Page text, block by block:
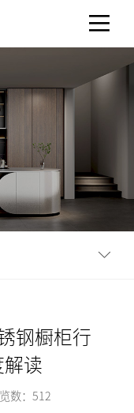
钢橱柜行
解读
数：512